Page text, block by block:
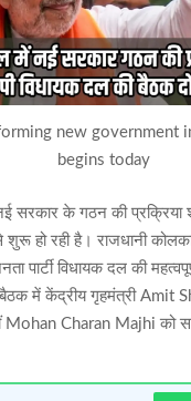
खुला केरसई का कस्तूरबा
पुराना मकान, मलबे से निकला
में कौतूहल
new government
begins today
सरकार के गठन की प्रक्रिया
हो रही है। राजधानी
पार्टी विधायक दल की
में केंद्रीय गृहमंत्री Amit
Mohan Charan Majhi को